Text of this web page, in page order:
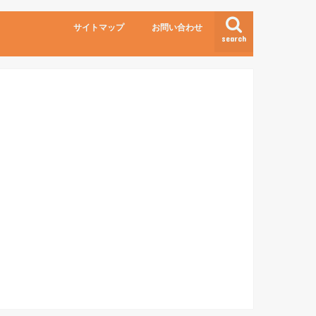
search
サイトマップ お問い合わせ